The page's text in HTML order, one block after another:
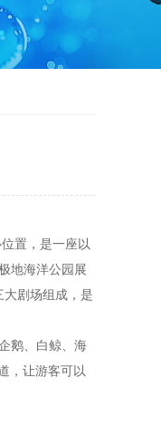
置，是一座以
地海洋公园展
大剧场组成，是
鹅、白鲸、海
，让游客可以